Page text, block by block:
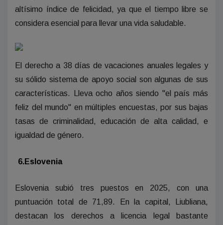
altísimo índice de felicidad, ya que el tiempo libre se
considera esencial para llevar una vida saludable.
El derecho a 38 días de vacaciones anuales legales y
su sólido sistema de apoyo social son algunas de sus
características. Lleva ocho años siendo "el país más
feliz del mundo" en múltiples encuestas, por sus bajas
tasas de criminalidad, educación de alta calidad, e
igualdad de género.
6.Eslovenia
Eslovenia subió tres puestos en 2025, con una
puntuación total de 71,89. En la capital, Liubliana,
destacan los derechos a licencia legal bastante